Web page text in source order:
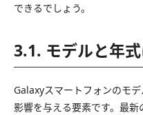
できるでしょう。
3.1. モデルと年
Galaxyスマートフォンのモ
影響を与える要素です。最